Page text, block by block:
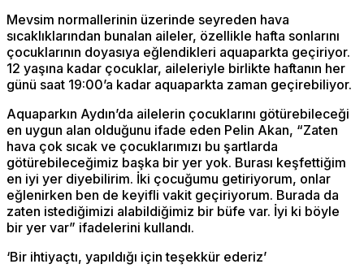
Mevsim normallerinin üzerinde seyreden hava
sıcaklıklarından bunalan aileler, özellikle hafta sonlarını
çocuklarının doyasıya eğlendikleri aquaparkta geçiriyor.
12 yaşına kadar çocuklar, aileleriyle birlikte haftanın her
günü saat 19:00’a kadar aquaparkta zaman geçirebiliyor.
Aquaparkın Aydın’da ailelerin çocuklarını götürebileceği
en uygun alan olduğunu ifade eden Pelin Akan, “Zaten
hava çok sıcak ve çocuklarımızı bu şartlarda
götürebileceğimiz başka bir yer yok. Burası keşfettiğim
en iyi yer diyebilirim. İki çocuğumu getiriyorum, onlar
eğlenirken ben de keyifli vakit geçiriyorum. Burada da
zaten istediğimizi alabildiğimiz bir büfe var. İyi ki böyle
bir yer var” ifadelerini kullandı.
‘Bir ihtiyaçtı, yapıldığı için teşekkür ederiz’